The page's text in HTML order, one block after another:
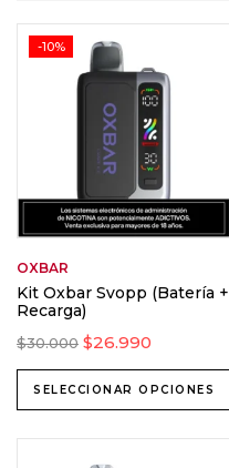
-10%
OXBAR
Kit Oxbar Svopp (Batería +
Recarga)
$30.000 $26.990
SELECCIONAR OPCIONES